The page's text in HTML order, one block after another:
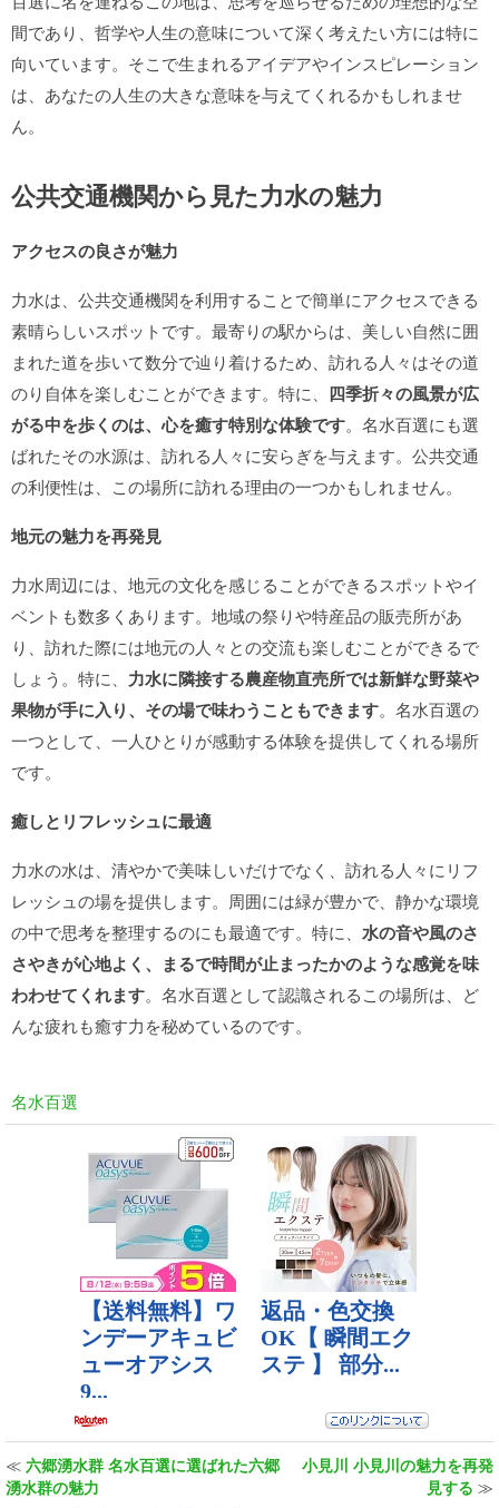
間であり、哲学や人生の意味について深く考えたい方には特に
向いています。そこで生まれるアイデアやインスピレーション
は、あなたの人生の大きな意味を与えてくれるかもしれませ
ん。
公共交通機関から見た力水の魅力
アクセスの良さが魅力
力水は、公共交通機関を利用することで簡単にアクセスできる
素晴らしいスポットです。最寄りの駅からは、美しい自然に囲
まれた道を歩いて数分で辿り着けるため、訪れる人々はその道
のり自体を楽しむことができます。特に、 四季折々の風景が広
がる中を歩くのは、心を癒す特別な体験です。名水百選にも選
ばれたその水源は、訪れる人々に安らぎを与えます。公共交通
の利便性は、この場所に訪れる理由の一つかもしれません。
地元の魅力を再発見
力水周辺には、地元の文化を感じることができるスポットやイ
ベントも数多くあります。地域の祭りや特産品の販売所があ
り、訪れた際には地元の人々との交流も楽しむことができるで
しょう。特に、 力水に隣接する農産物直売所では新鮮な野菜や
果物が手に入り、その場で味わうこともできます。名水百選の
一つとして、一人ひとりが感動する体験を提供してくれる場所
です。
癒しとリフレッシュに最適
力水の水は、清やかで美味しいだけでなく、訪れる人々にリフ
レッシュの場を提供します。周囲には緑が豊かで、静かな環境
の中で思考を整理するのにも最適です。特に、 水の音や風のさ
さやきが心地よく、まるで時間が止まったかのような感覚を味
わわせてくれます。名水百選として認識されるこの場所は、ど
んな疲れも癒す力を秘めているのです。
名水百選
≪ 六郷湧水群 名水百選に選ばれた六郷
湧水群の魅力
小見川 小見川の魅力を再発
見する ≫